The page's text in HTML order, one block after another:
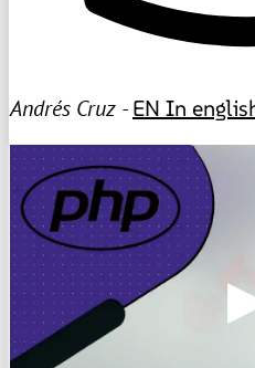
Andrés Cruz -EN In